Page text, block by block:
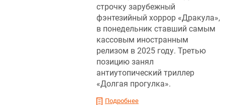
строчку зарубежный
фэнтезийный хоррор «Дракула»,
в понедельник ставший самым
кассовым иностранным
релизом в 2025 году. Третью
позицию занял
антиутопический триллер
«Долгая прогулка».
Подробнее